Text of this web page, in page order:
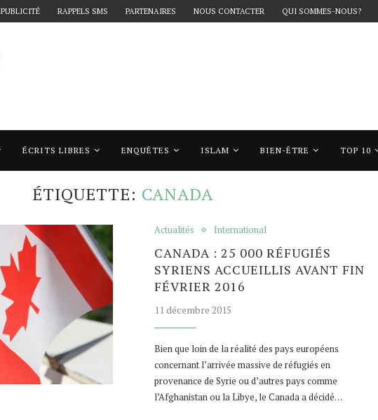
PUBLICITÉ RAPPELS SMS PARTENAIRES NOUS CONTACTER QUI SOMMES-NOUS?
ÉCRITS LIBRES ENQUÊTES ISLAM BIEN-ÊTRE TOP 10
Articles taggés avec "canada"
ÉTIQUETTE: CANADA
Actualités International
CANADA : 25 000 RÉFUGIÉS
SYRIENS ACCUEILLIS AVANT FIN
FÉVRIER 2016
11 décembre 2015
Bien que loin de la réalité des pays européens
concernant l’arrivée massive de réfugiés en
provenance de Syrie ou d’autres pays comme
l’Afghanistan ou la Libye, le Canada a décidé…